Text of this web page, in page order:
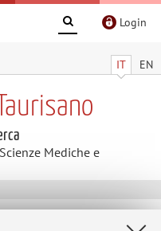
Login
IT EN
Mediche e